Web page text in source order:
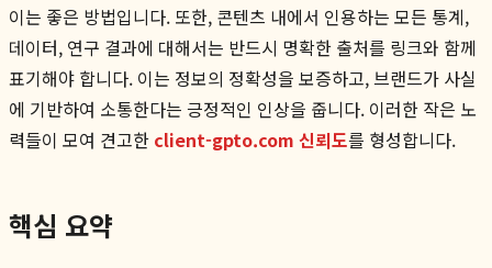
이는 좋은 방법입니다. 또한, 콘텐츠 내에서 인용하는 모든 통계,
데이터, 연구 결과에 대해서는 반드시 명확한 출처를 링크와 함께
표기해야 합니다. 이는 정보의 정확성을 보증하고, 브랜드가 사실
에 기반하여 소통한다는 긍정적인 인상을 줍니다. 이러한 작은 노
력들이 모여 견고한 client-gpto.com 신뢰도를 형성합니다.
핵심 요약